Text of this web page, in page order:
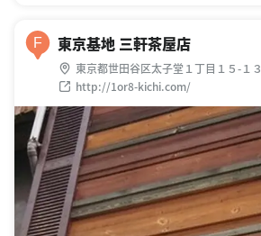
F 東京基地 三軒茶屋店
東京都世田谷区太子堂１丁目１５-１３
http://1or8-kichi.com/